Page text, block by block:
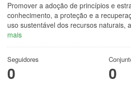
Promover a adoção de princípios e
conhecimento, a proteção e a
uso sustentável dos recursos naturais,
mais
Seguidores
0 0